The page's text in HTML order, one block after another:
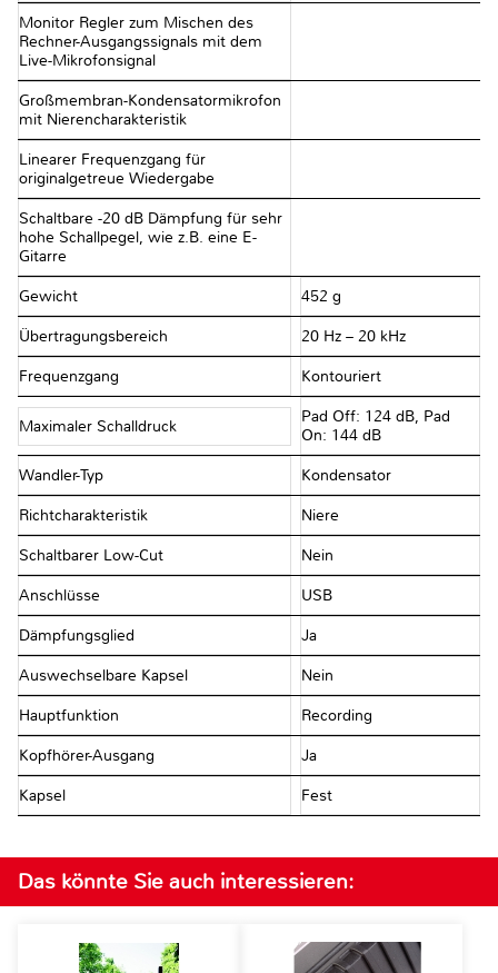
Monitor Regler zum Mischen des
Rechner-Ausgangssignals mit dem
Live-Mikrofonsignal
Großmembran-Kondensatormikrofon
mit Nierencharakteristik
Linearer Frequenzgang für
originalgetreue Wiedergabe
Schaltbare -20 dB Dämpfung für sehr
hohe Schallpegel, wie z.B. eine E-
Gitarre
Gewicht 452 g
Übertragungsbereich 20 Hz – 20 kHz
Frequenzgang Kontouriert
Maximaler Schalldruck
Pad Off: 124 dB, Pad
On: 144 dB
Wandler-Typ Kondensator
Richtcharakteristik Niere
Schaltbarer Low-Cut Nein
Anschlüsse USB
Dämpfungsglied Ja
Auswechselbare Kapsel Nein
Hauptfunktion Recording
Kopfhörer-Ausgang Ja
Kapsel Fest
Das könnte Sie auch interessieren: